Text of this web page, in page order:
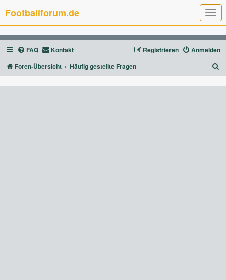
T
o
g
g
l
e
n
a
g
Footballforum.de
FAQ Kontakt Anmelden
Registrieren
Foren-Übersicht
Häufig gestellte Fragen
u